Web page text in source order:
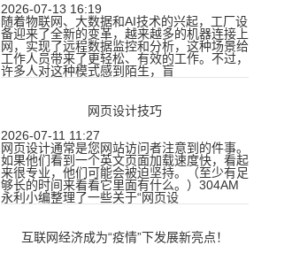
2026-07-13 16:19
随着物联网、大数据和AI技术的兴起，工厂设
备迎来了全新的变革，越来越多的机器连接上
网，实现了远程数据监控和分析，这种场景给
工作人员带来了更轻松、有效的工作。不过，
许多人对这种模式感到陌生，盲
网页设计技巧
2026-07-11 11:27
网页设计通常是您网站访问者注意到的件事。
如果他们看到一个英文页面加载速度快，看起
来很专业，他们可能会被迫坚持。（至少有足
够长的时间来看看它里面有什么。）304AM
永利小编整理了一些关于“网页设
互联网经济成为“疫情”下发展新亮点！